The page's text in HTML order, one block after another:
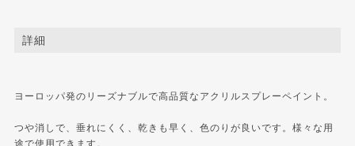
詳細
ヨーロッパ発のリーズナブルで高品質なアクリルスプレーペイント。
つや消しで、垂れにくく、乾きも早く、色のりが良いです。様々な用